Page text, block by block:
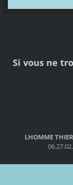
Si vous ne
LHOMME